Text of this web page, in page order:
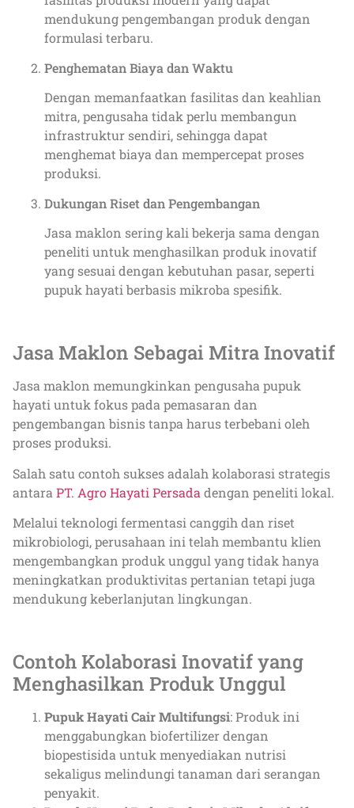
mendukung pengembangan produk dengan
formulasi terbaru.
Penghematan Biaya dan Waktu
Dengan memanfaatkan fasilitas dan keahlian
mitra, pengusaha tidak perlu membangun
infrastruktur sendiri, sehingga dapat
menghemat biaya dan mempercepat proses
produksi.
Dukungan Riset dan Pengembangan
Jasa maklon sering kali bekerja sama dengan
peneliti untuk menghasilkan produk inovatif
yang sesuai dengan kebutuhan pasar, seperti
pupuk hayati berbasis mikroba spesifik.
Jasa Maklon Sebagai Mitra Inovatif
Jasa maklon memungkinkan pengusaha pupuk
hayati untuk fokus pada pemasaran dan
pengembangan bisnis tanpa harus terbebani oleh
proses produksi.
Salah satu contoh sukses adalah kolaborasi strategis
antara PT. Agro Hayati Persada dengan peneliti lokal.
Melalui teknologi fermentasi canggih dan riset
mikrobiologi, perusahaan ini telah membantu klien
mengembangkan produk unggul yang tidak hanya
meningkatkan produktivitas pertanian tetapi juga
mendukung keberlanjutan lingkungan.
Contoh Kolaborasi Inovatif yang
Menghasilkan Produk Unggul
Pupuk Hayati Cair Multifungsi: Produk ini
menggabungkan biofertilizer dengan
biopestisida untuk menyediakan nutrisi
sekaligus melindungi tanaman dari serangan
penyakit.